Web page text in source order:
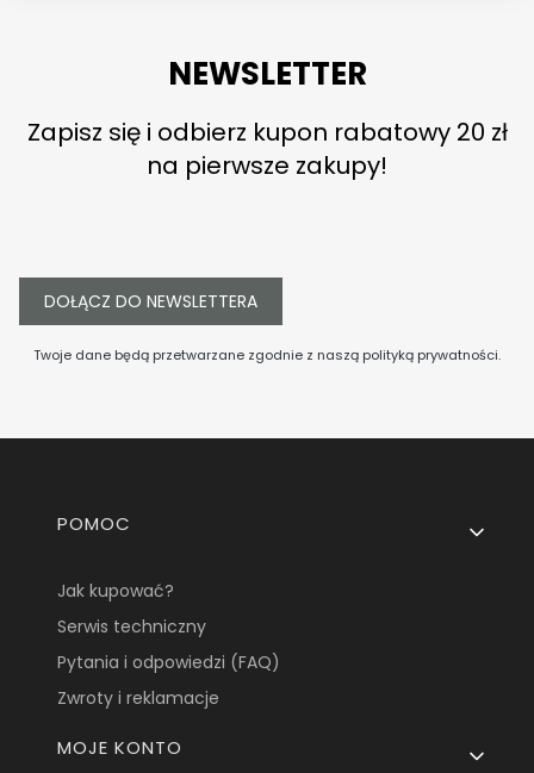
NEWSLETTER
Zapisz się i odbierz kupon rabatowy 20 zł
na pierwsze zakupy!
DOŁĄCZ DO NEWSLETTERA
Twoje dane będą przetwarzane zgodnie z naszą polityką prywatności.
Linki w stopce
POMOC
Jak kupować?
Serwis techniczny
Pytania i odpowiedzi (FAQ)
Zwroty i reklamacje
MOJE KONTO